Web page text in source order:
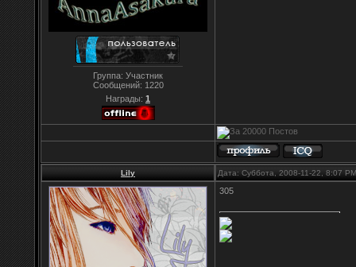
Группа: Участник
Сообщений: 1220
Награды: 1
Lily Дата: Суббота, 2008-11-22, 8:07
305